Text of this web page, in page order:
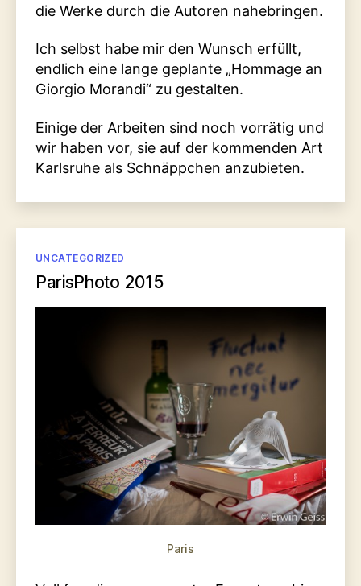
die Werke durch die Autoren nahebringen.
Ich selbst habe mir den Wunsch erfüllt,
endlich eine lange geplante „Hommage an
Giorgio Morandi“ zu gestalten.
Einige der Arbeiten sind noch vorrätig und
wir haben vor, sie auf der kommenden Art
Karlsruhe als Schnäppchen anzubieten.
Kategorien
UNCATEGORIZED
ParisPhoto 2015
Paris